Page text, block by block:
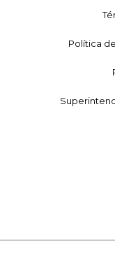
Política